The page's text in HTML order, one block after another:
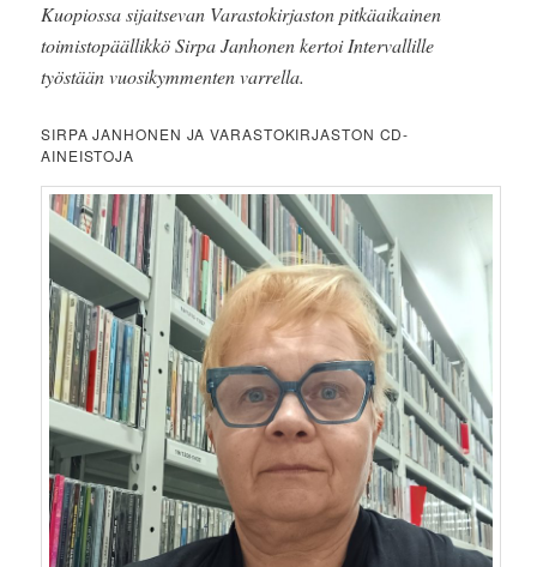
Kuopiossa sijaitsevan Varastokirjaston pitkäaikainen
toimistopäällikkö Sirpa Janhonen kertoi Intervallille
työstään vuosikymmenten varrella.
SIRPA JANHONEN JA VARASTOKIRJASTON CD-
AINEISTOJA